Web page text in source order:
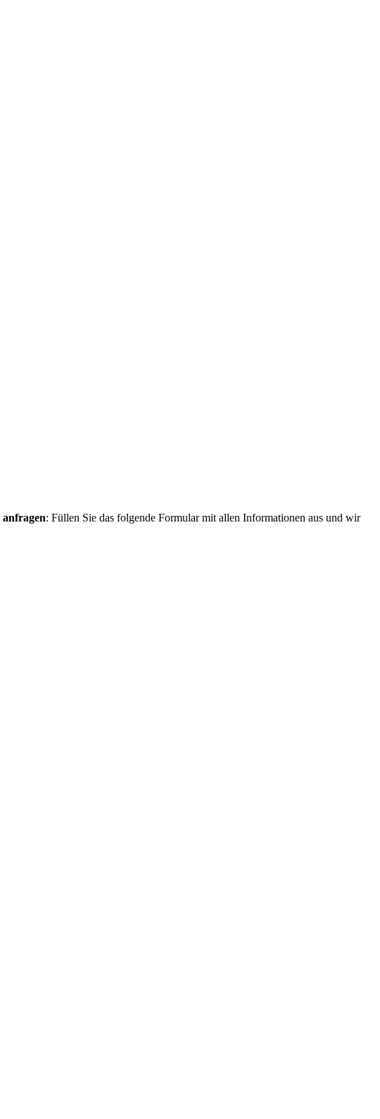
anfragen: Füllen Sie das folgende Formular mit allen Informationen aus und wir